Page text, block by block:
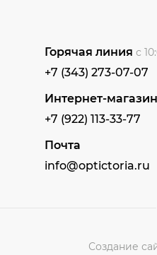
Горячая линия с
+7 (343) 273-07-07
Интернет-магазин
+7 (922) 113-33-77
Почта
info@optictoria.ru
Создание